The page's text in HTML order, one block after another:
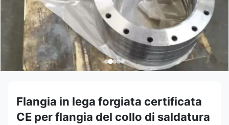
Flangia in lega forgiata certificata
CE per flangia del collo di saldatura